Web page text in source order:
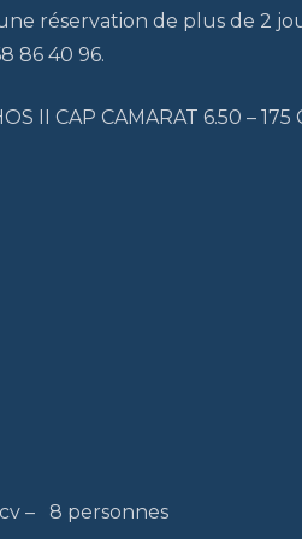
réservation de plus de 2
86 40 96.
II CAP CAMARAT 6.50 – 175
cv – 8 personnes